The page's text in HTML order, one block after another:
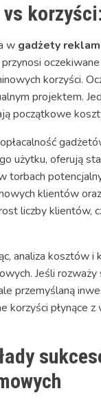
w gadżety
korzyści.
projektem.
początkowe
użytku, oferują
torbach
klientów
liczby klientów,
analiza kosztów
Jeśli
przemyślaną
korzyści płynące